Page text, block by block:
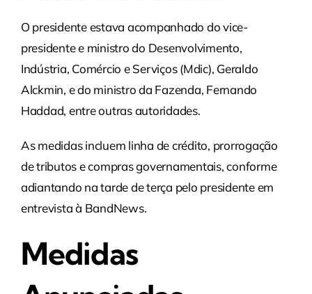
O presidente estava acompanhado do vice-
presidente e ministro do Desenvolvimento,
Indústria, Comércio e Serviços (Mdic), Geraldo
Alckmin, e do ministro da Fazenda, Fernando
Haddad, entre outras autoridades.
As medidas incluem linha de crédito, prorrogação
de tributos e compras governamentais, conforme
adiantando na tarde de terça pelo presidente em
entrevista à BandNews.
Medidas